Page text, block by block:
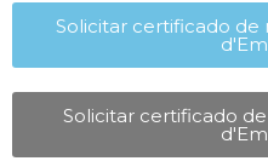
Solicitar certificado de
Solicitar certificado